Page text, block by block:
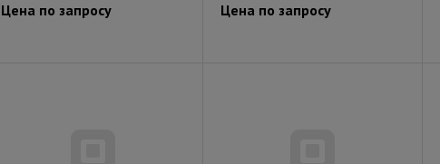
Цена по запросу Цена по запросу